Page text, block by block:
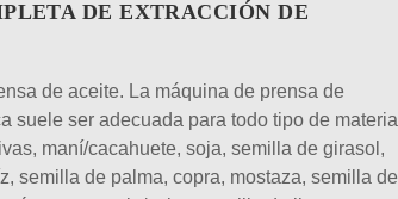
DE EXTRACCIÓN DE
de aceite. La máquina de prensa de
suele ser adecuada para todo tipo de materia
maní/cacahuete, soja, semilla de girasol,
semilla de palma, copra, mostaza, semilla de